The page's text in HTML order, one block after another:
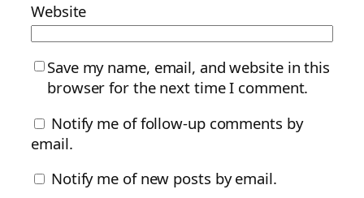
Website
Save my name, email, and website in this
browser for the next time I comment.
Notify me of follow-up comments by
email.
Notify me of new posts by email.